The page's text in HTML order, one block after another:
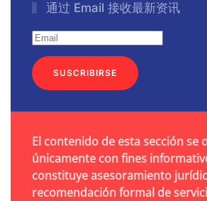
通过 Email 接收最新资讯
SUSCRIBIRSE
El contenido de esta sección se
únicamente con fines
constituye asesoramiento
recomendación formal de